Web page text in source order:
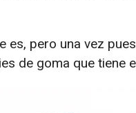
pero una vez
de goma que tiene